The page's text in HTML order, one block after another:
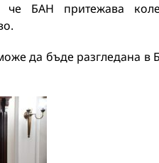
БАН притежава
да бъде разгледана в